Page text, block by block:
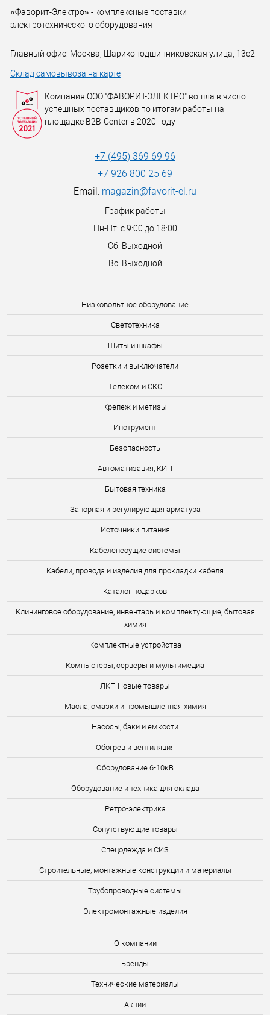
Низковольтное оборудование
Светотехника
Щиты и шкафы
Розетки и выключатели
Телеком и СКС
Крепеж и метизы
Инструмент
Безопасность
Автоматизация, КИП
Бытовая техника
Запорная и регулирующая арматура
Источники питания
Кабеленесущие системы
Кабели, провода и изделия для прокладки кабеля
Каталог подарков
Клининговое оборудование, инвентарь и комплектующие, бытовая
химия
Комплектные устройства
Компьютеры, серверы и мультимедиа
ЛКП Новые товары
Масла, смазки и промышленная химия
Насосы, баки и емкости
Обогрев и вентиляция
Оборудование 6-10кВ
Оборудование и техника для склада
Ретро-электрика
Сопутствующие товары
Спецодежда и СИЗ
Строительные, монтажные конструкции и материалы
Трубопроводные системы
Электромонтажные изделия
О компании
Бренды
Технические материалы
Акции
«Фаворит-Электро» - комплексные поставки
электротехнического оборудования
Главный офис: Москва, Шарикоподшипниковская улица, 13с2
Склад самовывоза на карте
Компания ООО "ФАВОРИТ-ЭЛЕКТРО" вошла в число
успешных поставщиков по итогам работы на
площадке B2B-Center в 2020 году
+7 (495) 369 69 96
+7 926 800 25 69
Email: magazin@favorit-el.ru
График работы
Пн-Пт: с 9:00 до 18:00
Сб: Выходной
Вс: Выходной